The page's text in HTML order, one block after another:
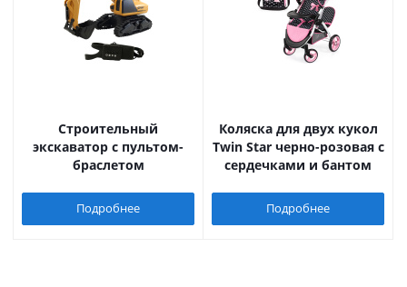
Строительный
экскаватор с пультом-
браслетом
Подробнее
Коляска для двух кукол
Twin Star черно-розовая с
сердечками и бантом
Подробнее